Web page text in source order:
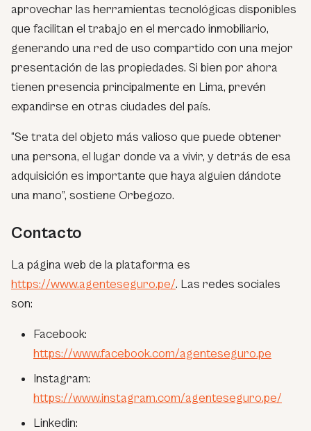
aprovechar las herramientas tecnológicas disponibles
que facilitan el trabajo en el mercado inmobiliario,
generando una red de uso compartido con una mejor
presentación de las propiedades. Si bien por ahora
tienen presencia principalmente en Lima, prevén
expandirse en otras ciudades del país.
“Se trata del objeto más valioso que puede obtener
una persona, el lugar donde va a vivir, y detrás de esa
adquisición es importante que haya alguien dándote
una mano”, sostiene Orbegozo.
Contacto
La página web de la plataforma es
https://www.agenteseguro.pe/. Las redes sociales
son:
Facebook:
https://www.facebook.com/agenteseguro.pe
Instagram:
https://www.instagram.com/agenteseguro.pe/
Linkedin: